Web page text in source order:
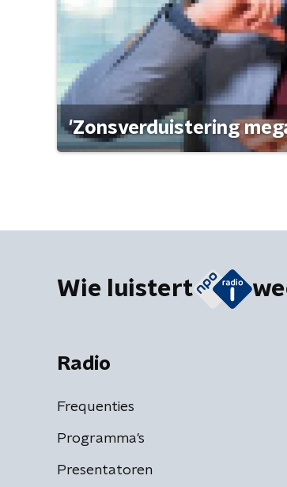
'Zonsverduistering
Wie luistert
Radio
Frequenties
Programma's
Presentatoren